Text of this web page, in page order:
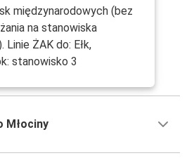
międzynarodowych (bez
na stanowiska
Linie ŻAK do: Ełk,
stanowisko 3
Młociny